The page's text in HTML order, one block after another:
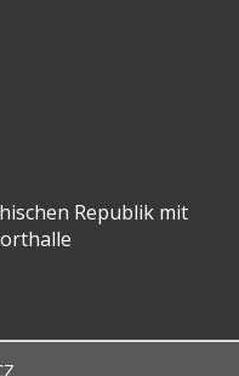
Republik mit